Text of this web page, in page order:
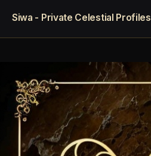
Siwa - Private Celestial Profiles